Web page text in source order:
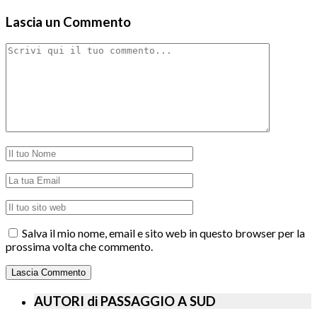
Lascia un Commento
Salva il mio nome, email e sito web in questo browser per la
prossima volta che commento.
AUTORI di PASSAGGIO A SUD